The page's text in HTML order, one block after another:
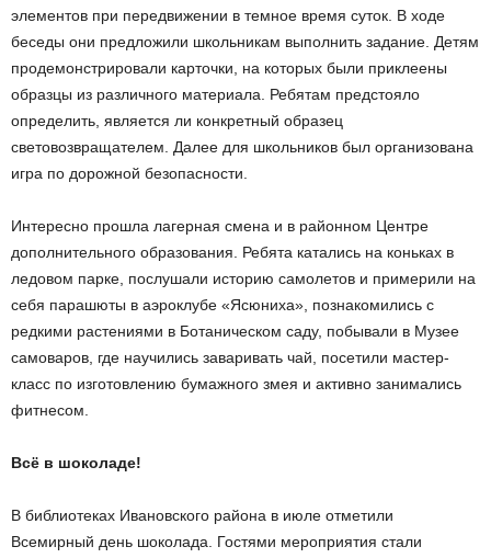
элементов при передвижении в темное время суток. В ходе
беседы они предложили школьникам выполнить задание. Детям
продемонстрировали карточки, на которых были приклеены
образцы из различного материала. Ребятам предстояло
определить, является ли конкретный образец
световозвращателем. Далее для школьников был организована
игра по дорожной безопасности.
Интересно прошла лагерная смена и в районном Центре
дополнительного образования. Ребята катались на коньках в
ледовом парке, послушали историю самолетов и примерили на
себя парашюты в аэроклубе «Ясюниха», познакомились с
редкими растениями в Ботаническом саду, побывали в Музее
самоваров, где научились заваривать чай, посетили мастер-
класс по изготовлению бумажного змея и активно занимались
фитнесом.
Всё в шоколаде!
В библиотеках Ивановского района в июле отметили
Всемирный день шоколада. Гостями мероприятия стали